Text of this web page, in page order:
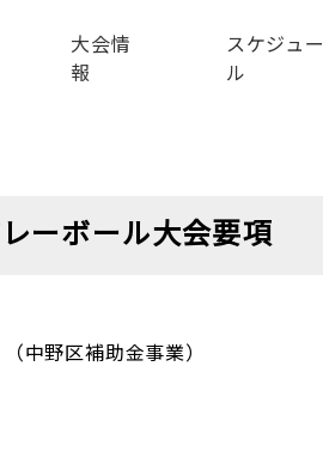
大会情
報
スケジュー
ル
ーボール大会要項
野区補助金事業）